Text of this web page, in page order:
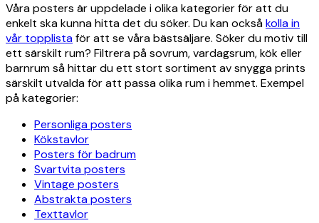
Våra posters är uppdelade i olika kategorier för att du
enkelt ska kunna hitta det du söker. Du kan ocksåkolla in
vår topplistaför att se våra bästsäljare. Söker du motiv till
ett särskilt rum? Filtrera på sovrum, vardagsrum, kök eller
barnrum så hittar du ett stort sortiment av snygga prints
särskilt utvalda för att passa olika rum i hemmet. Exempel
på kategorier:
Personliga posters
Kökstavlor
Posters för badrum
Svartvita posters
Vintage posters
Abstrakta posters
Texttavlor